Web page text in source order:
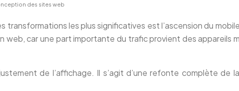
des sites web
les plus significatives est l’ascension du
car une part importante du trafic provient des appareils
de l’affichage. Il s’agit d’une refonte complète